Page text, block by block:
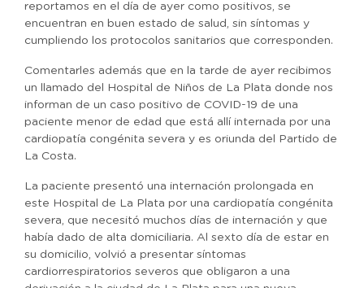
reportamos en el día de ayer como positivos, se
encuentran en buen estado de salud, sin síntomas y
cumpliendo los protocolos sanitarios que corresponden.
Comentarles además que en la tarde de ayer recibimos
un llamado del Hospital de Niños de La Plata donde nos
informan de un caso positivo de COVID-19 de una
paciente menor de edad que está allí internada por una
cardiopatía congénita severa y es oriunda del Partido de
La Costa.
La paciente presentó una internación prolongada en
este Hospital de La Plata por una cardiopatía congénita
severa, que necesitó muchos días de internación y que
había dado de alta domiciliaria. Al sexto día de estar en
su domicilio, volvió a presentar síntomas
cardiorrespiratorios severos que obligaron a una